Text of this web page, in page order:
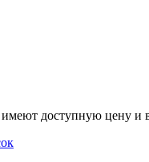
доступную цену и